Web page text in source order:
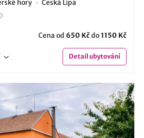
hory Česká Lípa
Cena od 650 Kčdo1150 Kč
Detailubytování